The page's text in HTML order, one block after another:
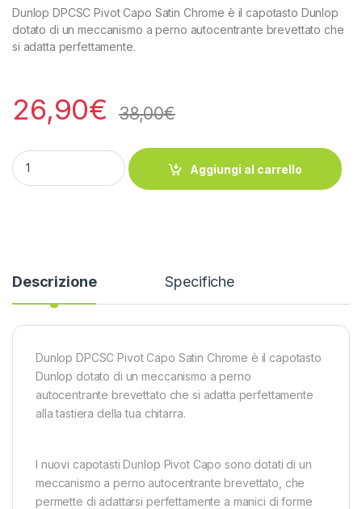
Dunlop DPCSC Pivot Capo Satin Chrome è il capotasto Dunlop
dotato di un meccanismo a perno autocentrante brevettato che
si adatta perfettamente.
26,90€ 38,00€
Dunlop DPCSC Pivot Capo Satin Chrome quantity
Aggiungi al carrello
Descrizione Specifiche
Dunlop DPCSC Pivot Capo Satin Chrome è il capotasto
Dunlop dotato di un meccanismo a perno
autocentrante brevettato che si adatta perfettamente
alla tastiera della tua chitarra.
I nuovi capotasti Dunlop Pivot Capo sono dotati di un
meccanismo a perno autocentrante brevettato, che
permette di adattarsi perfettamente a manici di forme